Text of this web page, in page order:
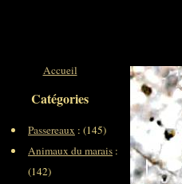
Accueil
Catégories
Passereaux : (145)
Animaux du marais :
(142)